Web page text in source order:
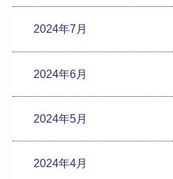
2024年7月
2024年6月
2024年5月
2024年4月